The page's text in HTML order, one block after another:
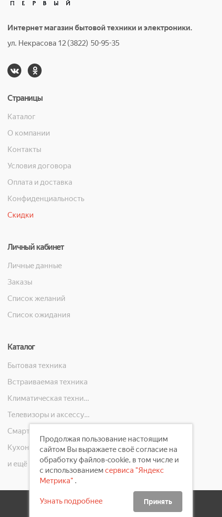
Интернет магазин бытовой техники и электроники.
ул. Некрасова 12 (3822) 50-95-35
Страницы
Каталог
О компании
Контакты
Условия договора
Оплата и доставка
Конфиденциальность
Скидки
Личный кабинет
Личные данные
Заказы
Список желаний
Список ожидания
Каталог
Бытовая техника
Встраиваемая техника
Климатическая техника
Телевизоры и аксессуары
Кухонная техника
и ещё 10 категорий
2008 - 2026 ©Первый Электронный Магазин
Продолжая пользование настоящим
сайтом Вы выражаете своё согласие на
обработку файлов-cookie, в том числе и
с использованием сервиса "Яндекс
Метрика" .
Узнать подробнее Принять